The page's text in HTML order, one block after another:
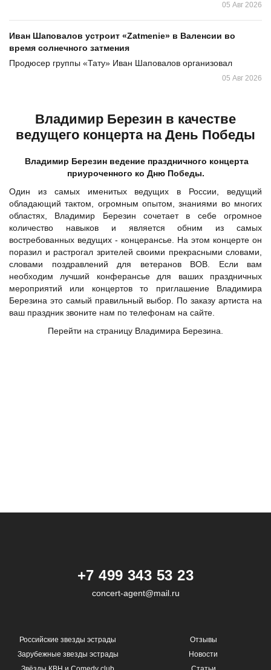
05 Авг 2026
Иван Шаповалов устроит «Zatmenie» в Валенсии во
время солнечного затмения
Продюсер группы «Тату» Иван Шаповалов организовал
05 Авг 2026
Владимир Березин в качестве
ведущего концерта на День Победы
Владимир Березин ведение праздничного концерта
приуроченного ко Дню Победы.
Один из самых именитых ведущих в России, ведущий
обладающий тактом, огромным опытом, знаниями во многих
областях, Владимир Березин сочетает в себе огромное
количество навыков и является обним из самых
востребованных ведущих - концерансье. На этом концерте он
поразил и растрогал зрителей своими прекрасными словами,
словами поздравлений для ветеранов ВОВ. Если вам
необходим лучший конферансье для ваших праздничных
мероприятий или концертов то приглашение Владимира
Березина это самый правильный выбор. По заказу артиста на
ваш праздник звоните нам по телефонам на сайте.
Перейти на страницу Владимира Березина
+7 499 343 53 23
concert-agent@mail.ru
Российские звезды эстрады
Зарубежные звезды эстрады
Отзывы
Новости